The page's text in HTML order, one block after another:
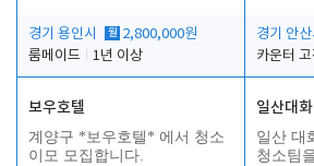
경기 용인시 월 2,800,000원
룸메이드
1년 이상
경기 안산
보우호텔
계양구 *보우호텔* 에서 청소
이모 모집합니다.
일산대
일산 대
청소팀